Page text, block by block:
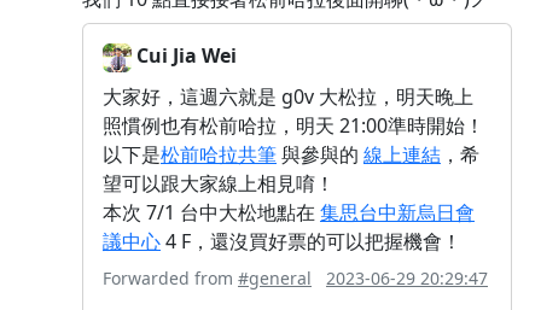
Cui Jia Wei
大家好，這週六就是 g0v 大松拉，明天晚上
照慣例也有松前哈拉，明天 21:00準時開始！
以下是松前哈拉共筆與參與的 線上連結 ，希
望可以跟大家線上相見唷！
本次 7/1 台中大松地點在 集思台中新烏日會
議中心4 F，還沒買好票的可以把握機會！
Forwarded from #general 2023-06-29 20:29:47